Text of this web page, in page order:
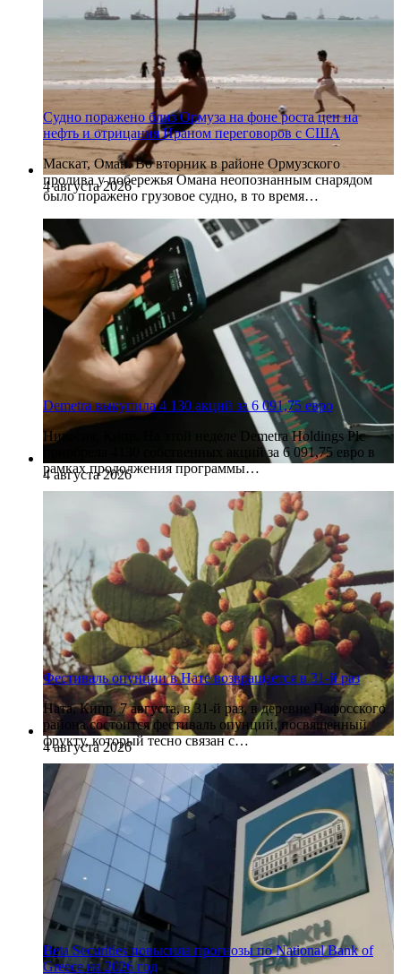
4 августа 2026
Судно поражено близ Ормуза на фоне роста цен на
нефть и отрицания Ираном переговоров с США
Маскат, Оман. Во вторник в районе Ормузского
пролива у побережья Омана неопознанным снарядом
было поражено грузовое судно, в то время…
4 августа 2026
Demetra выкупила 4 130 акций за 6 091,75 евро
Никосия, Кипр. На этой неделе Demetra Holdings Plc
приобрела 4130 собственных акций за 6 091,75 евро в
рамках продолжения программы…
4 августа 2026
Фестиваль опунции в Нате возвращается в 31-й раз
Ната, Кипр. 7 августа, в 31-й раз, в деревне Пафосского
района состоится фестиваль опунций, посвященный
фрукту, который тесно связан с…
Beta Securities повысила прогнозы по National Bank of
Greece на 2026 год